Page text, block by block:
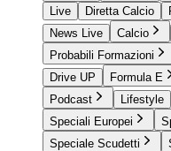
Live
Diretta Calcio
News Live
Calcio
Probabili Formazioni
Drive UP
Formula E
Podcast
Lifestyle
Speciali Europei
Speciale Scudetti